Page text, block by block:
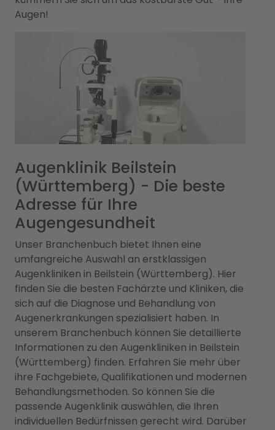
Augen!
Augenklinik Beilstein
(Württemberg) - Die beste
Adresse für Ihre
Augengesundheit
Unser Branchenbuch bietet Ihnen eine
umfangreiche Auswahl an erstklassigen
Augenkliniken in Beilstein (Württemberg). Hier
finden Sie die besten Fachärzte und Kliniken, die
sich auf die Diagnose und Behandlung von
Augenerkrankungen spezialisiert haben. In
unserem Branchenbuch können Sie detaillierte
Informationen zu den Augenkliniken in Beilstein
(Württemberg) finden. Erfahren Sie mehr über
ihre Fachgebiete, Qualifikationen und modernen
Behandlungsmethoden. So können Sie die
passende Augenklinik auswählen, die Ihren
individuellen Bedürfnissen gerecht wird. Darüber